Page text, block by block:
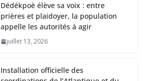
Dédékpoè élève sa voix : entre
prières et plaidoyer, la population
appelle les autorités à agir
juillet 13, 2026
Installation officielle des